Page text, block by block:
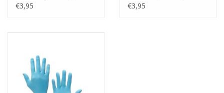
€3,95
€3,95